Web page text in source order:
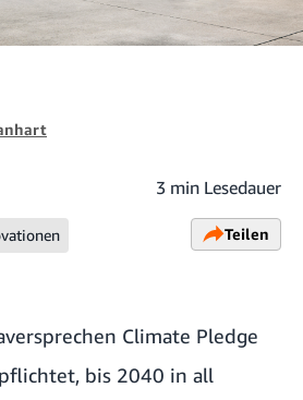
3 min Lesedauer
Teilen
Climate Pledge
bis 2040 in all